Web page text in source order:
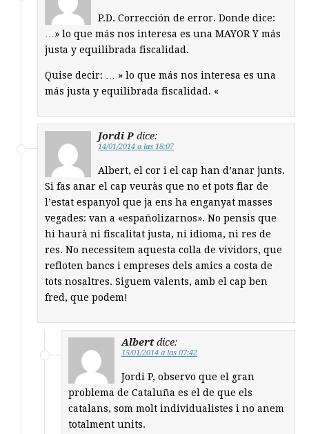
P.D. Corrección de error. Donde dice:
…» lo que más nos interesa es una MAYOR Y más
justa y equilibrada fiscalidad.
Quise decir: … » lo que más nos interesa es una
más justa y equilibrada fiscalidad. «
Jordi P dice:
14/01/2014 a las 18:07
Albert, el cor i el cap han d’anar junts.
Si fas anar el cap veuràs que no et pots fiar de
l’estat espanyol que ja ens ha enganyat masses
vegades: van a «españolizarnos». No pensis que
hi haurà ni fiscalitat justa, ni idioma, ni res de
res. No necessitem aquesta colla de vividors, que
refloten bancs i empreses dels amics a costa de
tots nosaltres. Siguem valents, amb el cap ben
fred, que podem!
Albert dice:
15/01/2014 a las 07:42
Jordi P, observo que el gran
problema de Cataluña es el de que els
catalans, som molt individualistes i no anem
totalment units.